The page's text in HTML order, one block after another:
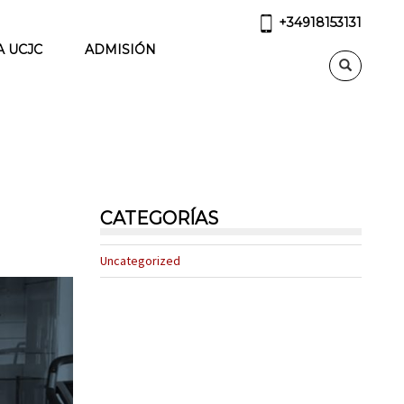
UCJC ADMISIÓN
+34918153131
CATEGORÍAS
Uncategorized